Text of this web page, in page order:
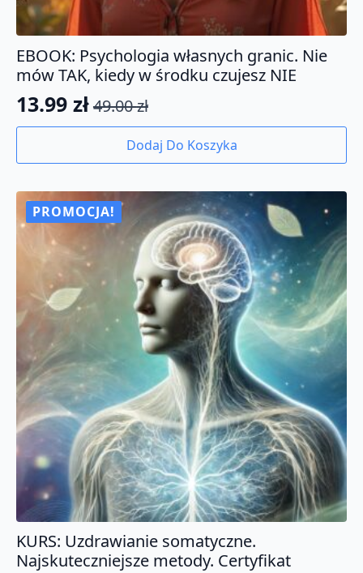
EBOOK: Psychologia własnych granic. Nie
mów TAK, kiedy w środku czujesz NIE
49.00zł
Pierwotna
wynosiła:
49.00 zł.
13.99 zł
Aktualna
wynosi:
13.99 zł.
Dodaj Do Koszyka
PROMOCJA!
KURS: Uzdrawianie somatyczne.
Najskuteczniejsze metody. Certyfikat